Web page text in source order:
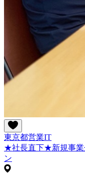
東京都営業IT
★社長直下★新規事業
ン